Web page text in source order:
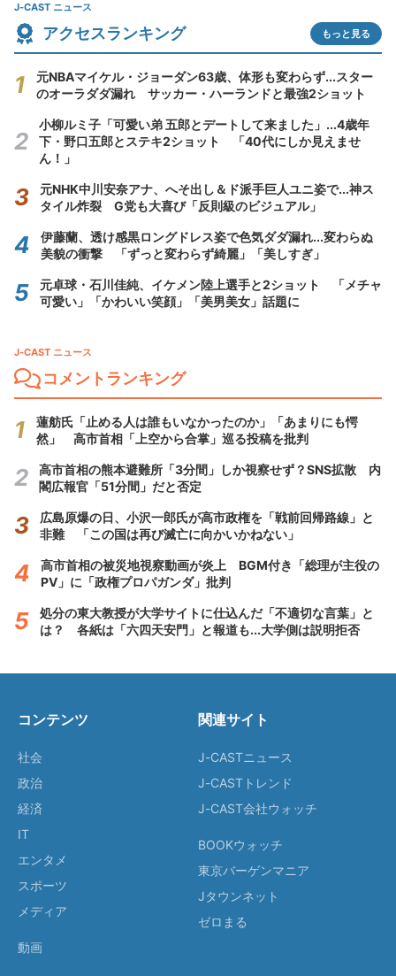
J-CAST ニュース
アクセスランキング もっと見る
元NBAマイケル・ジョーダン63歳、体形も変わらず...スター
のオーラダダ漏れ サッカー・ハーランドと最強2ショット
小柳ルミ子「可愛い弟 五郎とデートして来ました」...4歳年
下・野口五郎とステキ2ショット 「40代にしか見えませ
ん！」
元NHK中川安奈アナ、へそ出し＆ド派手巨人ユニ姿で...神ス
タイル炸裂 G党も大喜び「反則級のビジュアル」
伊藤蘭、透け感黒ロングドレス姿で色気ダダ漏れ...変わらぬ
美貌の衝撃 「ずっと変わらず綺麗」「美しすぎ」
元卓球・石川佳純、イケメン陸上選手と2ショット 「メチャ
可愛い」「かわいい笑顔」「美男美女」話題に
J-CAST ニュース
コメントランキング
蓮舫氏「止める人は誰もいなかったのか」「あまりにも愕
然」 高市首相「上空から合掌」巡る投稿を批判
高市首相の熊本避難所「3分間」しか視察せず？SNS拡散 内
閣広報官「51分間」だと否定
広島原爆の日、小沢一郎氏が高市政権を「戦前回帰路線」と
非難 「この国は再び滅亡に向かいかねない」
高市首相の被災地視察動画が炎上 BGM付き「総理が主役の
PV」に「政権プロパガンダ」批判
処分の東大教授が大学サイトに仕込んだ「不適切な言葉」と
は？ 各紙は「六四天安門」と報道も...大学側は説明拒否
コンテンツ
社会
政治
経済
IT
エンタメ
スポーツ
メディア
動画
関連サイト
J-CASTニュース
J-CASTトレンド
J-CAST会社ウォッチ
BOOKウォッチ
東京バーゲンマニア
Jタウンネット
ゼロまる